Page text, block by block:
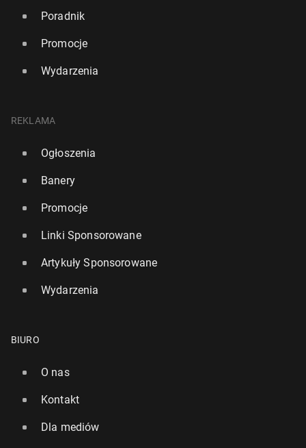
Poradnik
Promocje
Wydarzenia
REKLAMA
Ogłoszenia
Banery
Promocje
Linki Sponsorowane
Artykuły Sponsorowane
Wydarzenia
BIURO
O nas
Kontakt
Dla mediów